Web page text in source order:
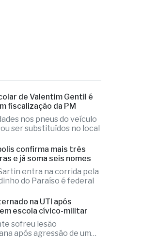
de Valentim Gentil é
fiscalização da PM
nos pneus do veículo
ser substituídos no local
confirma mais três
e já soma seis nomes
entra na corrida pela
do Paraíso é federal
na UTI após
escola cívico-militar
sofreu lesão
após agressão de um